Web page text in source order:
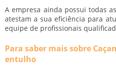
A empresa ainda possui todas
atestam a sua eficiência para
equipe de profissionais
Para saber mais sobre
entulho